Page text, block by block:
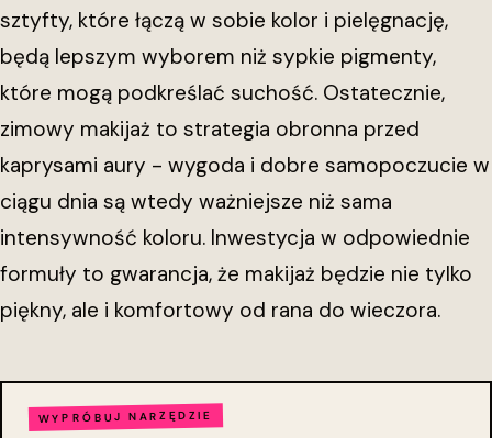
sztyfty, które łączą w sobie kolor i pielęgnację,
będą lepszym wyborem niż sypkie pigmenty,
które mogą podkreślać suchość. Ostatecznie,
zimowy makijaż to strategia obronna przed
kaprysami aury - wygoda i dobre samopoczucie w
ciągu dnia są wtedy ważniejsze niż sama
intensywność koloru. Inwestycja w odpowiednie
formuły to gwarancja, że makijaż będzie nie tylko
piękny, ale i komfortowy od rana do wieczora.
WYPRÓBUJ NARZĘDZIE